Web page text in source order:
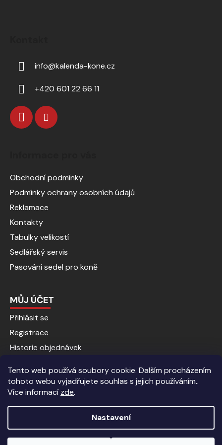
Tento web používá soubory cookie. Dalším procházením
tohoto webu vyjadřujete souhlas s jejich používáním..
Více informací zde.
Nastavení
info@kalenda-kone.cz
+420 601 22 66 11
Obchodní podmínky
Podmínky ochrany osobních údajů
Reklamace
Kontakty
Tabulky velikostí
Sedlářský servis
Pasování sedel pro koně
MŮJ ÚČET
Přihlásit se
Registrace
Historie objednávek